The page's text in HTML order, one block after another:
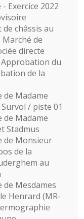
Exercice 2022
châssis au
de
directe
du
de la
Madame
/ piste 01
Madame
Stadmus
de Monsieur
de la
au
Mesdames
Henrard (MR-